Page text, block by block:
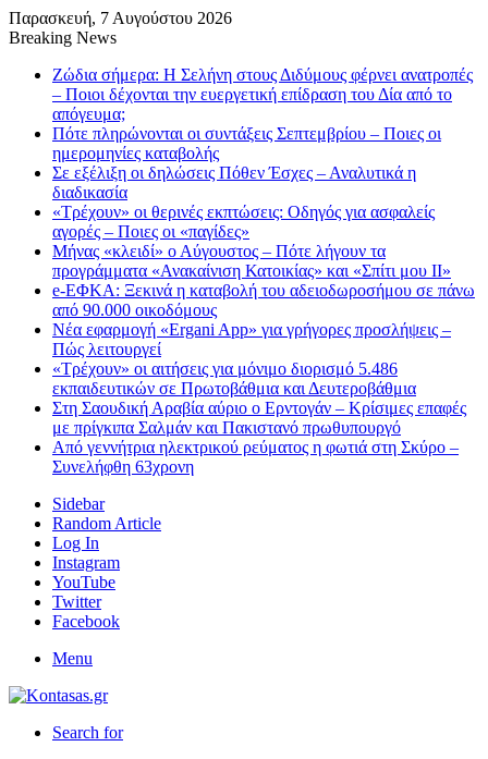
Παρασκευή, 7 Αυγούστου 2026
Breaking News
Ζώδια σήμερα: Η Σελήνη στους Διδύμους φέρνει ανατροπές
– Ποιοι δέχονται την ευεργετική επίδραση του Δία από το
απόγευμα;
Πότε πληρώνονται οι συντάξεις Σεπτεμβρίου – Ποιες οι
ημερομηνίες καταβολής
Σε εξέλιξη οι δηλώσεις Πόθεν Έσχες – Αναλυτικά η
διαδικασία
«Τρέχουν» οι θερινές εκπτώσεις: Οδηγός για ασφαλείς
αγορές – Ποιες οι «παγίδες»
Μήνας «κλειδί» ο Αύγουστος – Πότε λήγουν τα
προγράμματα «Ανακαίνιση Κατοικίας» και «Σπίτι μου ΙΙ»
e-ΕΦΚΑ: Ξεκινά η καταβολή του αδειοδωροσήμου σε πάνω
από 90.000 οικοδόμους
Νέα εφαρμογή «Ergani App» για γρήγορες προσλήψεις –
Πώς λειτουργεί
«Τρέχουν» οι αιτήσεις για μόνιμο διορισμό 5.486
εκπαιδευτικών σε Πρωτοβάθμια και Δευτεροβάθμια
Στη Σαουδική Αραβία αύριο ο Ερντογάν – Κρίσιμες επαφές
με πρίγκιπα Σαλμάν και Πακιστανό πρωθυπουργό
Από γεννήτρια ηλεκτρικού ρεύματος η φωτιά στη Σκύρο –
Συνελήφθη 63χρονη
Sidebar
Random Article
Log In
Instagram
YouTube
Twitter
Facebook
Menu
Search for